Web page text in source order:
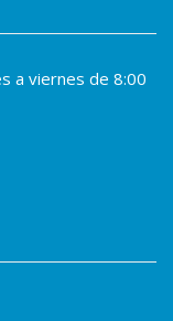
a viernes de 8:00